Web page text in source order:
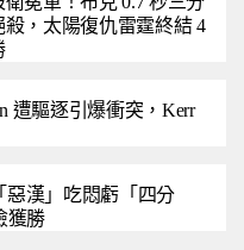
殺，太陽復仇雷霆終結 4
遭驅逐引爆衝突，Kerr
惡漢」吃悶虧「四分
獲勝